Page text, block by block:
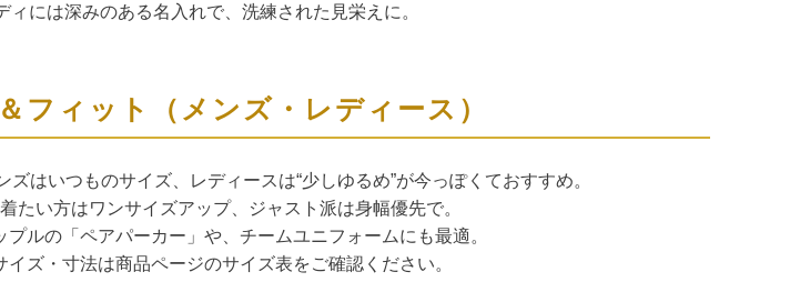
には深みのある名入れで、洗練された見栄えに。
フィット（メンズ・レディース）
はいつものサイズ、レディースは“少しゆるめ”が今っぽくておすすめ。
たい方はワンサイズアップ、ジャスト派は身幅優先で。
プルの「ペアパーカー」や、チームユニフォームにも最適。
ズ・寸法は商品ページのサイズ表をご確認ください。